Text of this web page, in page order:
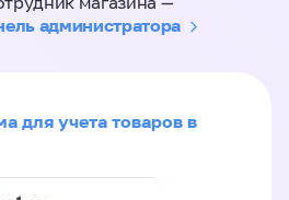
администратора
для учета товаров в